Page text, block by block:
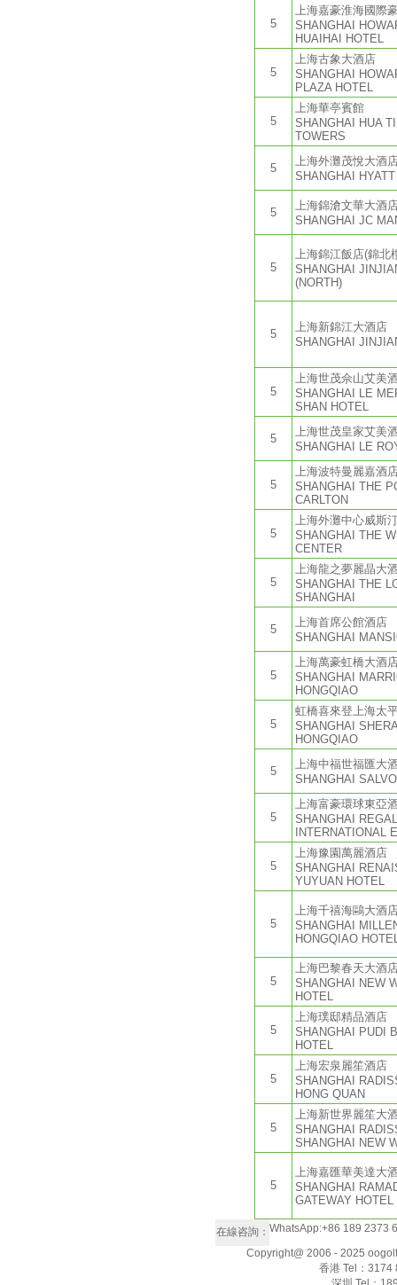
5
上海嘉豪淮海國際
SHANGHAI
HUAIHAI HOTEL
5
上海古象大酒店
SHANGHAI
PLAZA HOTEL
5
上海華亭賓館
SHANGHAI HUA
TOWERS
5
上海外灘茂悅大酒
SHANGHAI
5
上海錦滄文華大酒
SHANGHAI JC
5
上海錦江飯店(錦北
SHANGHAI
(NORTH)
5
上海新錦江大酒店
SHANGHAI
5
上海世茂佘山艾美
SHANGHAI LE
SHAN HOTEL
5
上海世茂皇家艾美
SHANGHAI LE
5
上海波特曼麗嘉酒
SHANGHAI THE
CARLTON
5
上海外灘中心威斯
SHANGHAI THE
CENTER
5
上海龍之夢麗晶大
SHANGHAI THE
SHANGHAI
5
上海首席公館酒店
SHANGHAI
5
上海萬豪虹橋大酒
SHANGHAI
HONGQIAO
5
虹橋喜來登上海太
SHANGHAI
HONGQIAO
5
上海中福世福匯大
SHANGHAI
5
上海富豪環球東亞
SHANGHAI REGAL
INTERNATIONAL
5
上海豫園萬麗酒店
SHANGHAI
YUYUAN HOTEL
5
上海千禧海鷗大酒
SHANGHAI
HONGQIAO
5
上海巴黎春天大酒
SHANGHAI NEW
HOTEL
5
上海璞邸精品酒店
SHANGHAI PUDI
HOTEL
5
上海宏泉麗笙酒店
SHANGHAI
HONG QUAN
5
上海新世界麗笙大
SHANGHAI
SHANGHAI NEW
5
上海嘉匯華美達大
SHANGHAI
GATEWAY HOTEL